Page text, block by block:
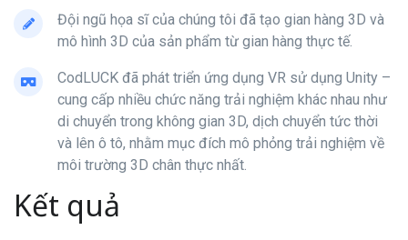
Đội ngũ họa sĩ của chúng tôi đã tạo gian hàng 3D và
mô hình 3D của sản phẩm từ gian hàng thực tế.
CodLUCK đã phát triển ứng dụng VR sử dụng Unity –
cung cấp nhiều chức năng trải nghiệm khác nhau như
di chuyển trong không gian 3D, dịch chuyển tức thời
và lên ô tô, nhằm mục đích mô phỏng trải nghiệm về
môi trường 3D chân thực nhất.
Kết quả